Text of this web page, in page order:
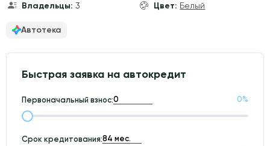
Владельцы: 3 Цвет: Белый
Автотека
Быстрая заявка на автокредит
Первоначальный взнос: 0%
Срок кредитования: